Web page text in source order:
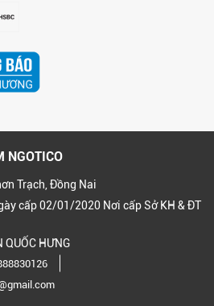
NGOTICO
Trạch, Đồng Nai
cấp 02/01/2020 Nơi cấp Sở KH & ĐT
HƯNG